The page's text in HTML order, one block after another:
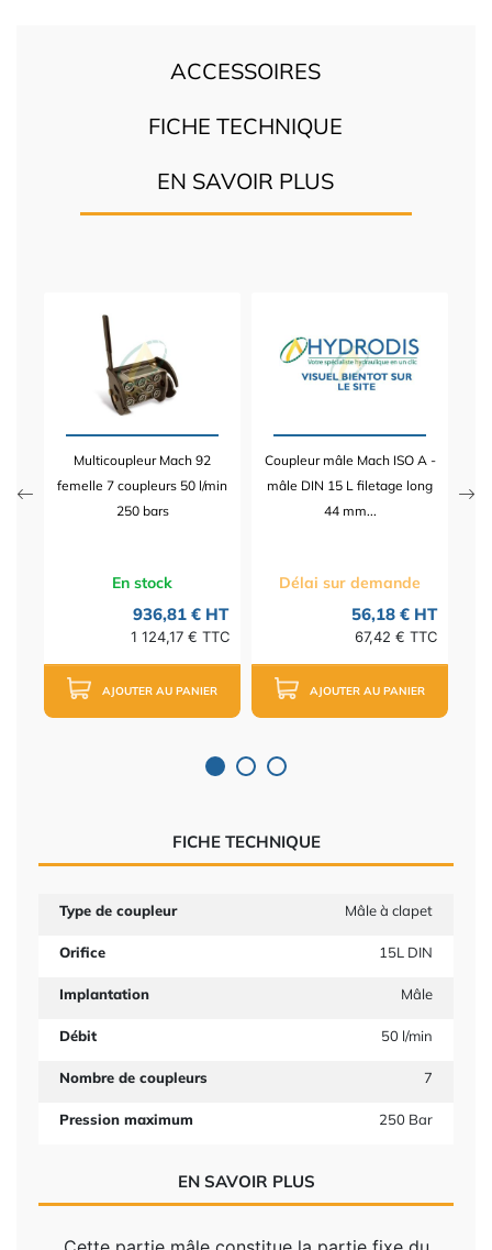
ACCESSOIRES
FICHE TECHNIQUE
EN SAVOIR PLUS
Multicoupleur Mach 92
femelle 7 coupleurs 50 l/min
250 bars
En stock
936,81 € HT
1 124,17 € TTC
AJOUTER AU PANIER
Coupleur mâle Mach ISO A -
mâle DIN 15 L filetage long
44 mm...
Délai sur demande
56,18 € HT
67,42 € TTC
AJOUTER AU PANIER
FICHE TECHNIQUE
Type de coupleur Mâle à clapet
Orifice 15L DIN
Implantation Mâle
Débit 50 l/min
Nombre de coupleurs 7
Pression maximum 250 Bar
EN SAVOIR PLUS